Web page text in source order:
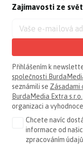
Zajímavosti ze
Přihlášením k
společnosti
seznámili se Zásadami
BurdaMedia Extra s.r.o.
organizaci a
Chcete navíc
informace od
zpracováním